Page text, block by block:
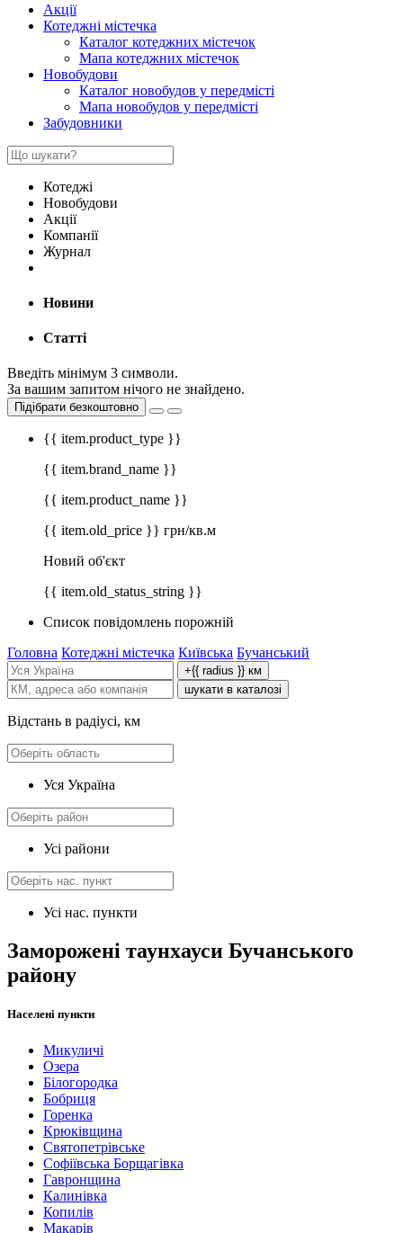
Акції
Котеджні містечка
Каталог котеджних містечок
Мапа котеджних містечок
Новобудови
Каталог новобудов у передмісті
Мапа новобудов у передмісті
Забудовники
Котеджі
Новобудови
Акції
Компанії
Журнал
Новини
Статті
Введіть мінімум 3 символи.
За вашим запитом нічого не знайдено.
Підібрати безкоштовно
{{ item.product_type }}
{{ item.brand_name }}
{{ item.product_name }}
{{ item.old_price }} грн/кв.м
Новий об'єкт
{{ item.old_status_string }}
Список повідомлень порожній
Головна Котеджні містечка Київська Бучанський
+{{ radius }} км
шукати в каталозі
Відстань в радіусі, км
Уся Україна
Усі райони
Усі нас. пункти
Заморожені таунхауси Бучанського
району
Населені пункти
Микуличі
Озера
Білогородка
Бобриця
Горенка
Крюківщина
Святопетрівське
Софіївська Борщагівка
Гавронщина
Калинівка
Копилів
Макарів